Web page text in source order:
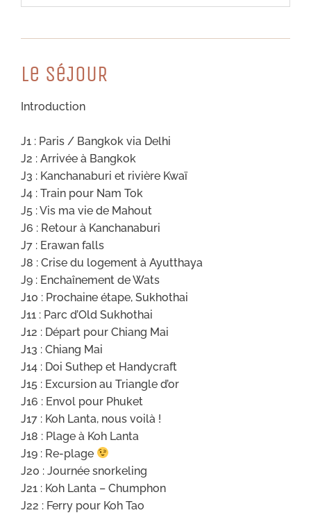
Le SéJOUR
Introduction
J1 : Paris / Bangkok via Delhi
J2 : Arrivée à Bangkok
J3 : Kanchanaburi et rivière Kwaï
J4 : Train pour Nam Tok
J5 : Vis ma vie de Mahout
J6 : Retour à Kanchanaburi
J7 : Erawan falls
J8 : Crise du logement à Ayutthaya
J9 : Enchaînement de Wats
J10 : Prochaine étape, Sukhothai
J11 : Parc d’Old Sukhothai
J12 : Départ pour Chiang Mai
J13 : Chiang Mai
J14 : Doi Suthep et Handycraft
J15 : Excursion au Triangle d’or
J16 : Envol pour Phuket
J17 : Koh Lanta, nous voilà !
J18 : Plage à Koh Lanta
J19 : Re-plage
J20 : Journée snorkeling
J21 : Koh Lanta – Chumphon
J22 : Ferry pour Koh Tao